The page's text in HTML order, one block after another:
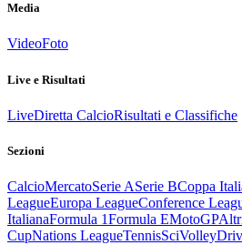
Media
VideoFoto
Live e Risultati
LiveDiretta CalcioRisultati e Classifiche
Sezioni
CalcioMercatoSerie ASerie BCoppa
LeagueEuropa LeagueConference
ItalianaFormula 1Formula EMotoGP
CupNations LeagueTennisSciVolley